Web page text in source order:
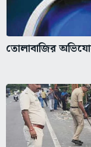
তোলাবাজির